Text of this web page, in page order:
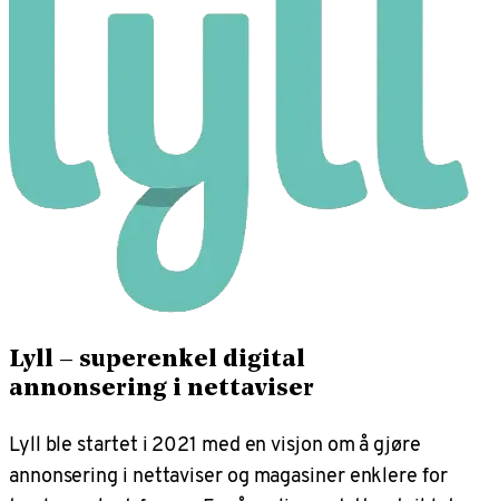
Lyll – superenkel digital
annonsering i nettaviser
Lyll ble startet i 2021 med en visjon om å gjøre
annonsering i nettaviser og magasiner enklere for